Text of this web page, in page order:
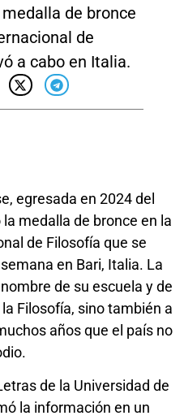
de bronce
de
a cabo en Italia.
egresada en 2024 del
medalla de bronce en la
de Filosofía que se
en Bari, Italia. La
de su escuela y de
Filosofía, sino también a
años que el país no
de la Universidad de
la información en un